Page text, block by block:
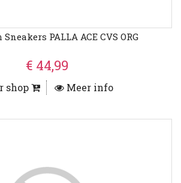
PALLA ACE CVS ORG
€ 44,99
shop Meer info